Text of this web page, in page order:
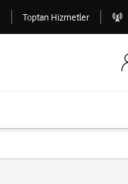
Toptan Hizmetler